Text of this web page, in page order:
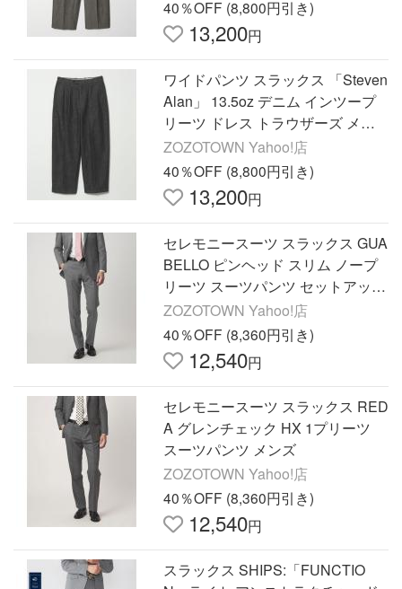
40％OFF (8,800円引き)
13,200円
ワイドパンツ スラックス 「Steven
Alan」 13.5oz デニム インツープ
リーツ ドレス トラウザーズ メン
ズ
ZOZOTOWN Yahoo!店
40％OFF (8,800円引き)
13,200円
セレモニースーツ スラックス GUA
BELLO ピンヘッド スリム ノープ
リーツ スーツパンツ セットアップ
パンツ メンズ
ZOZOTOWN Yahoo!店
40％OFF (8,360円引き)
12,540円
セレモニースーツ スラックス RED
A グレンチェック HX 1プリーツ
スーツパンツ メンズ
ZOZOTOWN Yahoo!店
40％OFF (8,360円引き)
12,540円
スラックス SHIPS:「FUNCTIO